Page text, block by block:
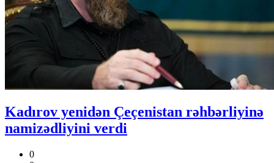
Kadırov yenidən Çeçenistan rəhbərliyinə
namizədliyini verdi
0